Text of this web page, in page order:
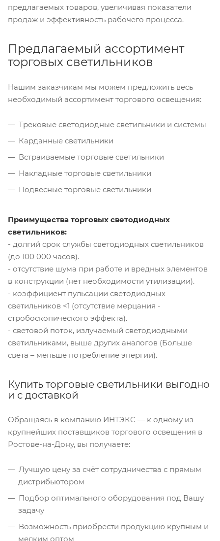
предлагаемых товаров, увеличивая показатели
продаж и эффективность рабочего процесса.
Предлагаемый ассортимент
торговых светильников
Нашим заказчикам мы можем предложить весь
необходимый ассортимент торгового освещения:
Трековые светодиодные светильники и системы
Карданные светильники
Встраиваемые торговые светильники
Накладные торговые светильники
Подвесные торговые светильники
Преимущества торговых светодиодных
светильников:
- долгий срок службы светодиодных светильников
(до 100 000 часов).
- отсутствие шума при работе и вредных элементов
в конструкции (нет необходимости утилизации).
- коэффициент пульсации светодиодных
светильников <1 (отсутствие мерцания -
стробоскопического эффекта).
- световой поток, излучаемый светодиодными
светильниками, выше других аналогов (Больше
света – меньше потребление энергии).
Купить торговые светильники выгодно
и с доставкой
Обращаясь в компанию ИНТЭКС — к одному из
крупнейших поставщиков торгового освещения в
Ростове-на-Дону, вы получаете:
Лучшую цену за счёт сотрудничества с прямым
дистрибьютором
Подбор оптимального оборудования под Вашу
задачу
Возможность приобрести продукцию крупным и
мелким оптом